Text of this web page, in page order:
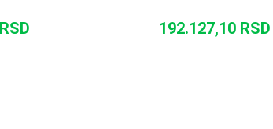
RSD 192.127,10 RSD